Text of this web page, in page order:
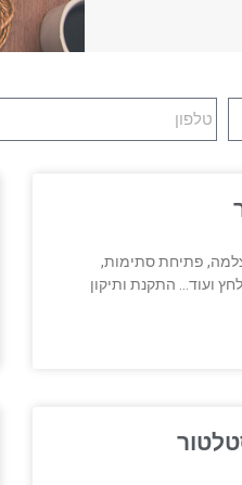
פתיחת סתימות,
ועוד… התקנת ותיקון